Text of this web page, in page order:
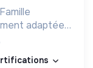
adaptées
et